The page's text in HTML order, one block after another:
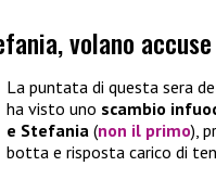
volano
La puntata di questa sera
ha visto uno scambio
e Stefania (non il primo),
botta e risposta carico di